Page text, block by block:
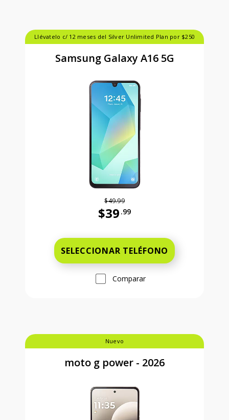
Llévatelo c/ 12 meses del Silver Unlimited Plan por $250
Samsung Galaxy A16 5G
$49.99
$39 .99
SELECCIONAR TELÉFONO
Comparar
Nuevo
moto g power - 2026